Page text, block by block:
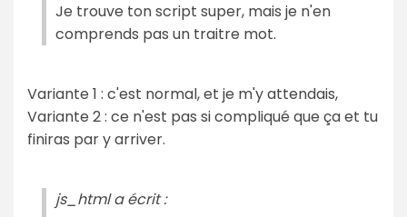
Je trouve ton script super, mais je n'en
comprends pas un traitre mot.
Variante 1 : c'est normal, et je m'y attendais,
Variante 2 : ce n'est pas si compliqué que ça et tu
finiras par y arriver.
js_html a écrit :